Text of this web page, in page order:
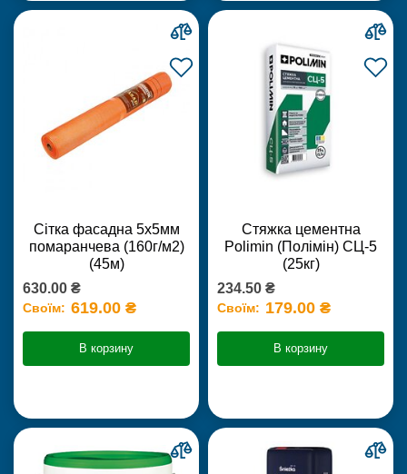
Сітка фасадна 5х5мм
помаранчева (160г/м2)
(45м)
630.00 ₴
Своїм: 619.00 ₴
В корзину
Стяжка цементна
Polimin (Полімін) СЦ-5
(25кг)
234.50 ₴
Своїм: 179.00 ₴
В корзину